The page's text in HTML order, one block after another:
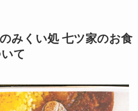
みくい処 七ツ家のお食
て